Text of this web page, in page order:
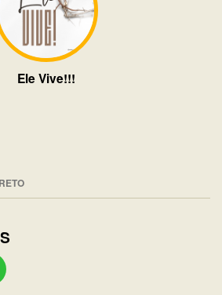
Ele Vive!!!